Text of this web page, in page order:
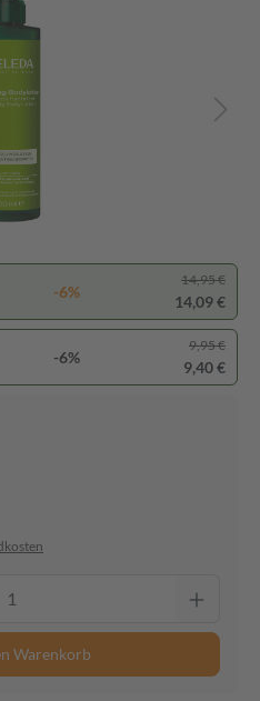
-6%
14,95 €
14,09 €
-6%
9,95 €
9,40 €
Warenkorb